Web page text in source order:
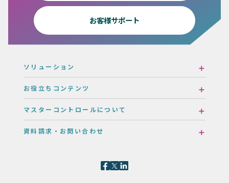
お客様サポート
ソリューション
お役立ちコンテンツ
マスターコントロールについて
資料請求・お問い合わせ